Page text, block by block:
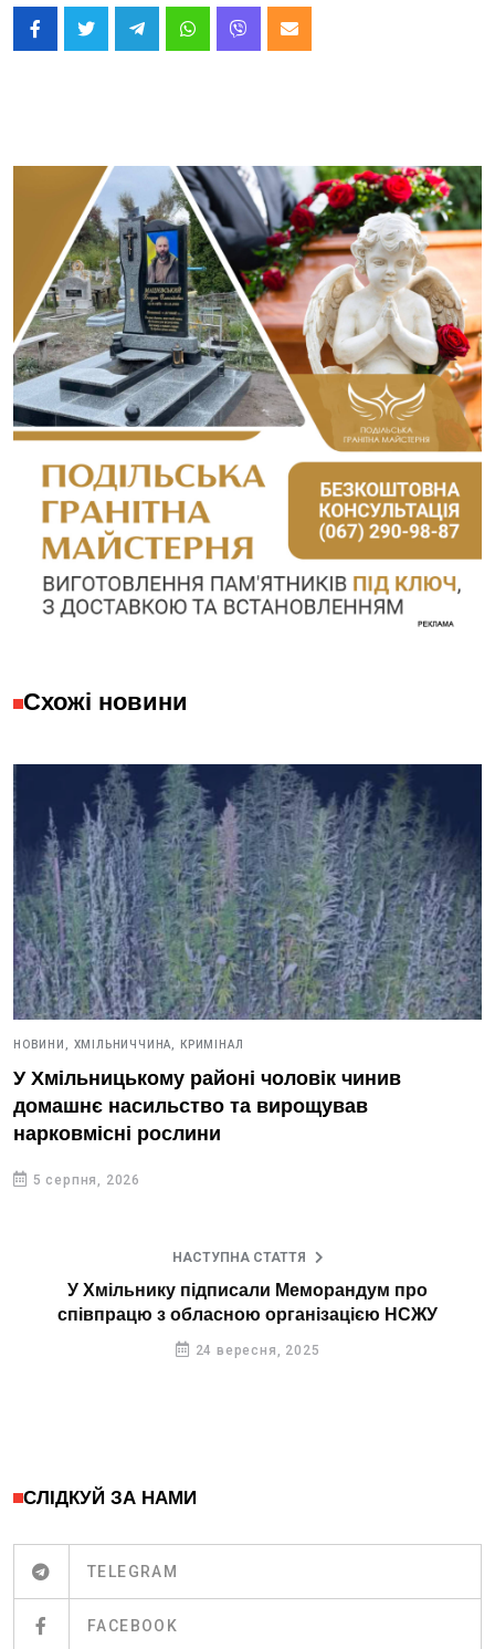
Схожі новини
НОВИНИ, ХМІЛЬНИЧЧИНА, КРИМІНАЛ
У Хмільницькому районі чоловік чинив
домашнє насильство та вирощував
нарковмісні рослини
5 серпня, 2026
НАСТУПНА СТАТТЯ
У Хмільнику підписали Меморандум про
співпрацю з обласною організацією НСЖУ
24 вересня, 2025
СЛІДКУЙ ЗА НАМИ
TELEGRAM
FACEBOOK